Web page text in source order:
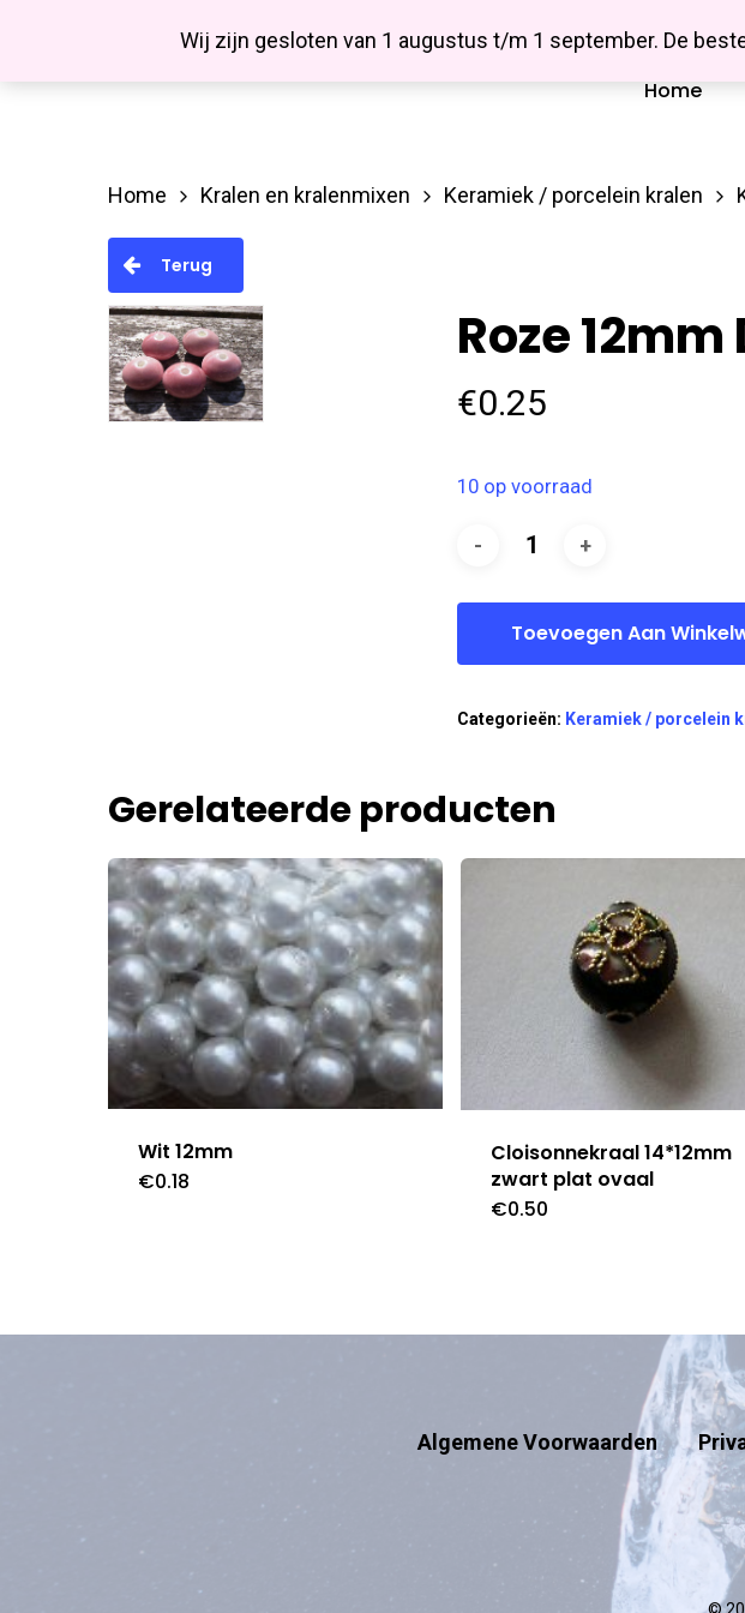
Wij zijn gesloten van 1 augustus t/m 1 september. De
Hit enter to search or ESC to close
Facebook
Home
Home Kralen en kralenmixen Keramiek / porcelein kralen
Terug
Roze 12mm
€0.25
10 op voorraad
Toevoegen Aan
Categorieën: Keramiek / porcelein
Gerelateerde producten
Wit 12mm
€0.18
Cloisonnekraal 14*12mm
zwart plat ovaal
€0.50
Algemene Voorwaarden